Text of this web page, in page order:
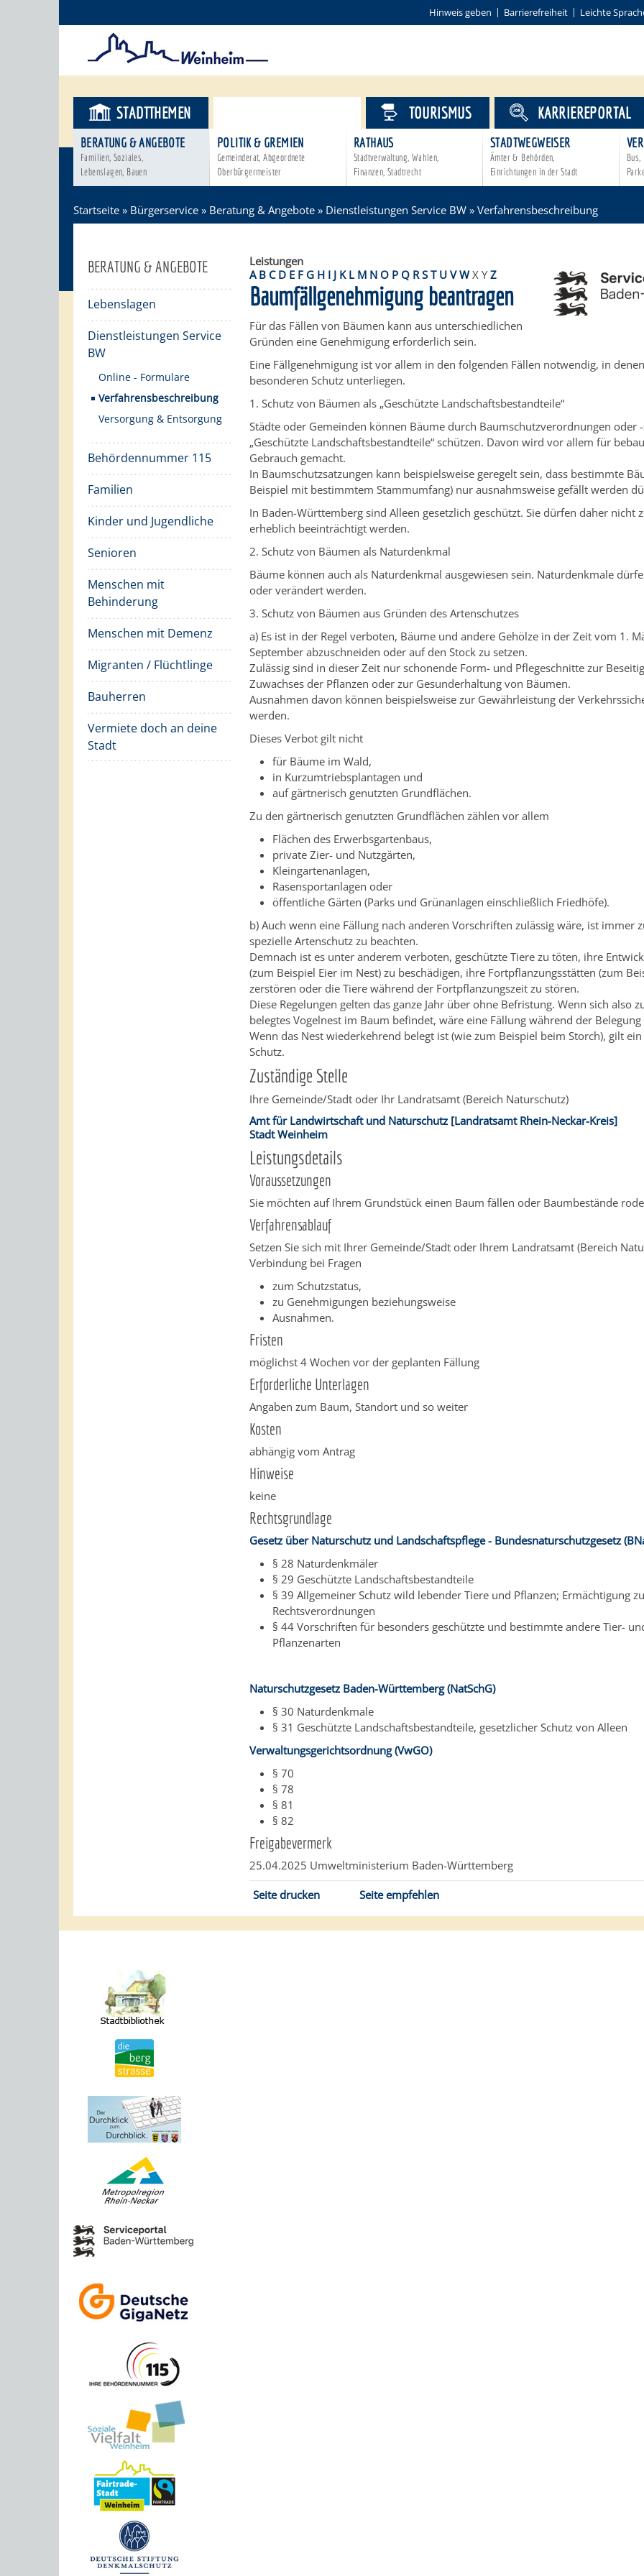
Hinweis geben Barrierefreiheit Leichte
STADTTHEMEN
BERATUNG & ANGEBOTE
Familien, Soziales,
Lebenslagen, Bauen
POLITIK & GREMIEN
Gemeinderat, Abgeordnete
Oberbürgermeister
RATHAUS
Stadtverwaltung, Wahlen,
Finanzen, Stadtrecht
STADTWEGWEISER
Ämter & Behörden,
Einrichtungen in der Stadt
Bus,
TOURISMUS KARRIEREPORTAL
Startseite » Bürgerservice » Beratung & Angebote » Dienstleistungen Service BW » Verfahrensbeschreibung
BERATUNG & ANGEBOTE
Lebenslagen
Dienstleistungen Service
BW
Online - Formulare
Verfahrensbeschreibung
Versorgung & Entsorgung
Behördennummer 115
Familien
Kinder und Jugendliche
Senioren
Menschen mit
Behinderung
Menschen mit Demenz
Migranten / Flüchtlinge
Bauherren
Vermiete doch an deine
Stadt
Leistungen
A B C D E F G H I J K L M N O P Q R S T U V W X Y Z
Baumfällgenehmigung beantragen
Für das Fällen von Bäumen kann aus unterschiedlichen
Gründen eine Genehmigung erforderlich sein.
Eine Fällgenehmigung ist vor allem in den folgenden Fällen notwendig, in
besonderen Schutz unterliegen.
1. Schutz von Bäumen als „Geschützte Landschaftsbestandteile“
Städte oder Gemeinden können Bäume durch Baumschutzverordnungen oder
„Geschützte Landschaftsbestandteile“ schützen. Davon wird vor allem für
Gebrauch gemacht.
In Baumschutzsatzungen kann beispielsweise geregelt sein, dass bestimmte
Beispiel mit bestimmtem Stammumfang) nur ausnahmsweise gefällt werden
In Baden-Württemberg sind Alleen gesetzlich geschützt. Sie dürfen daher nicht
erheblich beeinträchtigt werden.
2. Schutz von Bäumen als Naturdenkmal
Bäume können auch als Naturdenkmal ausgewiesen sein. Naturdenkmale
oder verändert werden.
3. Schutz von Bäumen aus Gründen des Artenschutzes
a) Es ist in der Regel verboten, Bäume und andere Gehölze in der Zeit vom 1.
September abzuschneiden oder auf den Stock zu setzen.
Zulässig sind in dieser Zeit nur schonende Form- und Pflegeschnitte zur
Zuwachses der Pflanzen oder zur Gesunderhaltung von Bäumen.
Ausnahmen davon können beispielsweise zur Gewährleistung der
werden.
Dieses Verbot gilt nicht
für Bäume im Wald,
in Kurzumtriebsplantagen und
auf gärtnerisch genutzten Grundflächen.
Zu den gärtnerisch genutzten Grundflächen zählen vor allem
Flächen des Erwerbsgartenbaus,
private Zier- und Nutzgärten,
Kleingartenanlagen,
Rasensportanlagen oder
öffentliche Gärten (Parks und Grünanlagen einschließlich Friedhöfe).
b) Auch wenn eine Fällung nach anderen Vorschriften zulässig wäre, ist immer
spezielle Artenschutz zu beachten.
Demnach ist es unter anderem verboten, geschützte Tiere zu töten, ihre
(zum Beispiel Eier im Nest) zu beschädigen, ihre Fortpflanzungsstätten (zum
zerstören oder die Tiere während der Fortpflanzungszeit zu stören.
Diese Regelungen gelten das ganze Jahr über ohne Befristung.Wenn sich also
belegtes Vogelnest im Baum befindet, wäre eine Fällung während der
Wenn das Nest wiederkehrend belegt ist (wie zum Beispiel beim Storch), gilt
Schutz.
Zuständige Stelle
Ihre Gemeinde/Stadt oder Ihr Landratsamt (Bereich Naturschutz)
Amt für Landwirtschaft und Naturschutz [Landratsamt Rhein-Neckar-Kreis]
Stadt Weinheim
Leistungsdetails
Voraussetzungen
Sie möchten auf Ihrem Grundstück einen Baum fällen oder Baumbestände
Verfahrensablauf
Setzen Sie sich mit Ihrer Gemeinde/Stadt oder Ihrem Landratsamt (Bereich
Verbindung bei Fragen
zum Schutzstatus,
zu Genehmigungen beziehungsweise
Ausnahmen.
Fristen
möglichst 4 Wochen vor der geplanten Fällung
Erforderliche Unterlagen
Angaben zum Baum, Standort und so weiter
Kosten
abhängig vom Antrag
Hinweise
keine
Rechtsgrundlage
Gesetz über Naturschutz und Landschaftspflege - Bundesnaturschutzgesetz
§ 28 Naturdenkmäler
§ 29 Geschützte Landschaftsbestandteile
§ 39 Allgemeiner Schutz wild lebender Tiere und Pflanzen; Ermächtigung
Rechtsverordnungen
§ 44 Vorschriften für besonders geschützte und bestimmte andere Tier-
Pflanzenarten
Naturschutzgesetz Baden-Württemberg (NatSchG)
§ 30 Naturdenkmale
§ 31 Geschützte Landschaftsbestandteile, gesetzlicher Schutz von Alleen
Verwaltungsgerichtsordnung (VwGO)
§ 70
§ 78
§ 81
§ 82
Freigabevermerk
25.04.2025 Umweltministerium Baden-Württemberg
Seite drucken Seite empfehlen